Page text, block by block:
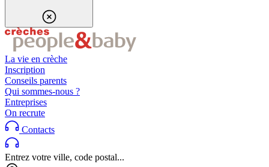
La vie en crèche
Inscription
Conseils parents
Qui sommes-nous ?
Entreprises
On recrute
Contacts
Entrez votre ville, code postal...